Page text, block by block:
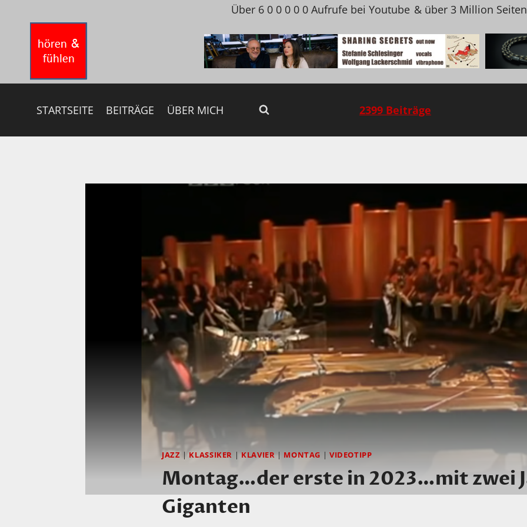
springen
Über 6 0 0 0 0 0 Aufrufe bei Youtube & über 3 Million
STARTSEITE BEITRÄGE ÜBER MICH 2399 Beiträge
JAZZ |KLASSIKER |KLAVIER| MONTAG | VIDEOTIPP
Montag…der erste in 2023…mit zwei
Giganten